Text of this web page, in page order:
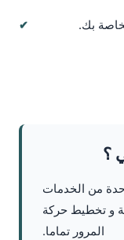
؟
من الخدمات
و تخطيط حركة
المرور تماما.